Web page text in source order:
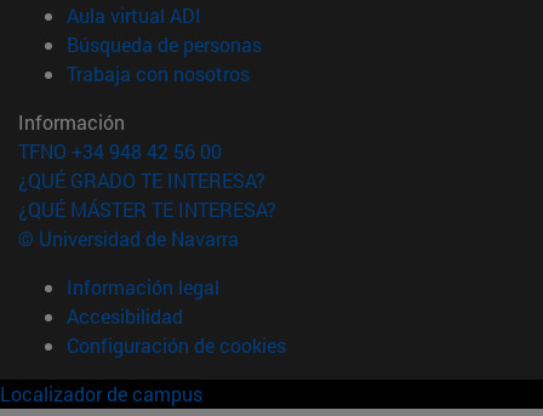
Aula virtual ADI
Búsqueda de personas(abre en nueva ventana)
Trabaja con nosotros(abre en nueva ventana)
Información
TFNO +34 948 42 56 00
¿QUÉ GRADO TE INTERESA?
¿QUÉ MÁSTER TE INTERESA?
© Universidad de Navarra
Información legal
Accesibilidad
Configuración de cookies
Localizador de campus